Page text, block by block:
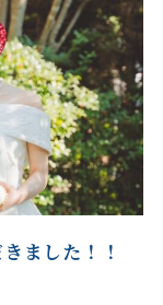
ました！！